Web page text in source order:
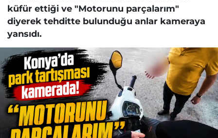
küfür ettiği ve "Motorunu parçalarım"
diyerek tehditte bulunduğu anlar kameraya
yansıdı.